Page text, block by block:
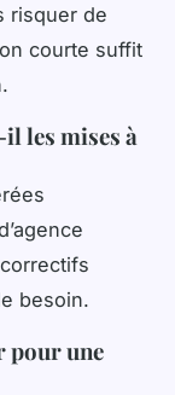
risquer de
courte suffit
les mises à
besoin.
pour une